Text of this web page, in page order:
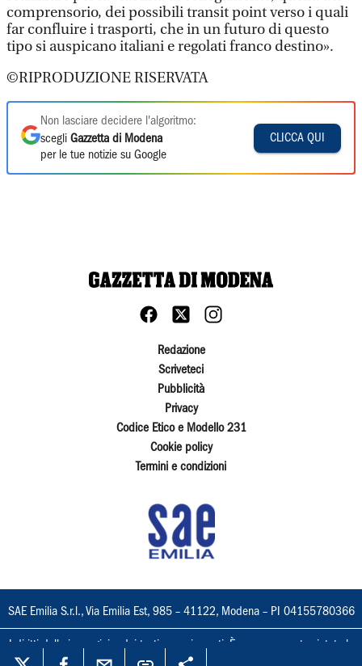
comprensorio, dei possibili transit point verso i quali
far confluire i trasporti, che in un futuro di questo
tipo si auspicano italiani e regolati franco destino».
©RIPRODUZIONE RISERVATA
Non lasciare decidere l'algoritmo:
scegli Gazzetta di Modena
per le tue notizie su Google
CLICCA QUI
Redazione
Scriveteci
Pubblicità
Privacy
Codice Etico e Modello 231
Cookie policy
Termini e condizioni
SAE Emilia S.r.l., Via Emilia Est, 985 – 41122, Modena – PI 04155780366
I diritti delle immagini e dei testi sono riservati. È espressamente vietata la